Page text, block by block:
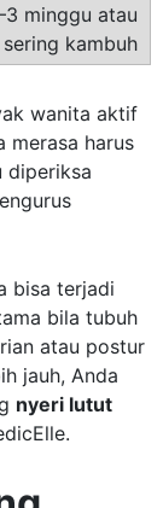
minggu atau
sering kambuh
wanita aktif
merasa harus
diperiksa
bisa terjadi
bila tubuh
atau postur
jauh, Anda
nyeri lutut